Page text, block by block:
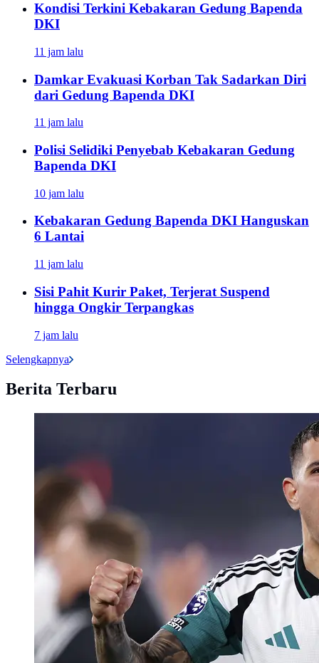
Kondisi Terkini Kebakaran Gedung Bapenda
DKI
11 jam lalu
Damkar Evakuasi Korban Tak Sadarkan Diri
dari Gedung Bapenda DKI
11 jam lalu
Polisi Selidiki Penyebab Kebakaran Gedung
Bapenda DKI
10 jam lalu
Kebakaran Gedung Bapenda DKI Hanguskan
6 Lantai
11 jam lalu
Sisi Pahit Kurir Paket, Terjerat Suspend
hingga Ongkir Terpangkas
7 jam lalu
Selengkapnya
Berita Terbaru